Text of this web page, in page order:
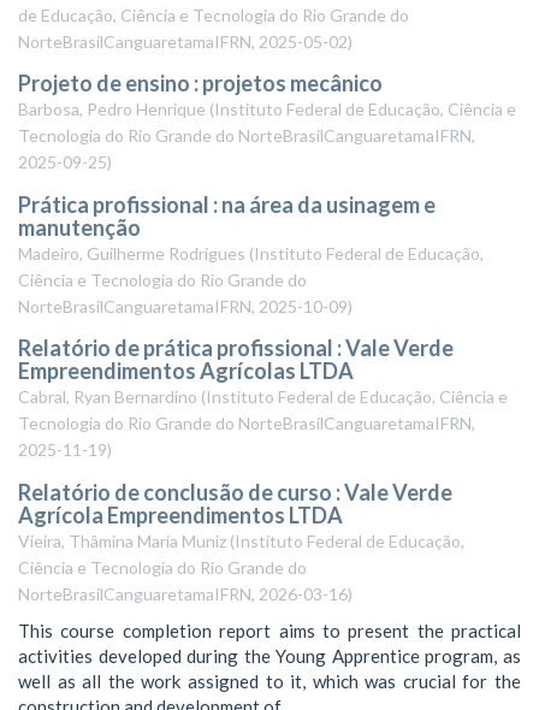
de Educação, Ciência e Tecnologia do Rio Grande do
NorteBrasilCanguaretamaIFRN, 2025-05-02)
Projeto de ensino : projetos mecânico
Barbosa, Pedro Henrique (Instituto Federal de Educação, Ciência e
Tecnologia do Rio Grande do NorteBrasilCanguaretamaIFRN,
2025-09-25)
Prática profissional : na área da usinagem e
manutenção
Madeiro, Guilherme Rodrigues (Instituto Federal de Educação,
Ciência e Tecnologia do Rio Grande do
NorteBrasilCanguaretamaIFRN, 2025-10-09)
Relatório de prática profissional : Vale Verde
Empreendimentos Agrícolas LTDA
Cabral, Ryan Bernardino (Instituto Federal de Educação, Ciência e
Tecnologia do Rio Grande do NorteBrasilCanguaretamaIFRN,
2025-11-19)
Relatório de conclusão de curso : Vale Verde
Agrícola Empreendimentos LTDA
Vieira, Thâmina Maria Muniz (Instituto Federal de Educação,
Ciência e Tecnologia do Rio Grande do
NorteBrasilCanguaretamaIFRN, 2026-03-16)
This course completion report aims to present the practical
activities developed during the Young Apprentice program, as
well as all the work assigned to it, which was crucial for the